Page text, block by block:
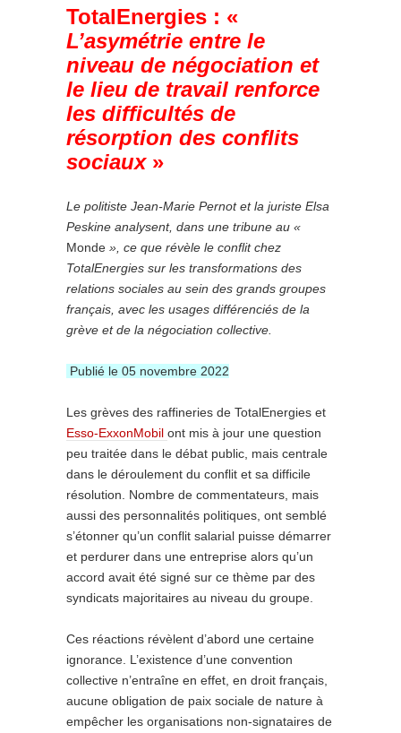
TotalEnergies : «
L’asymétrie entre le
niveau de négociation et
le lieu de travail renforce
les difficultés de
résorption des conflits
sociaux»
Le politiste Jean-Marie Pernot et la juriste Elsa
Peskine analysent, dans une tribune au «
Monde », ce que révèle le conflit chez
TotalEnergies sur les transformations des
relations sociales au sein des grands groupes
français, avec les usages différenciés de la
grève et de la négociation collective.
Publié le 05 novembre 2022
Les grèves des raffineries de TotalEnergies et
Esso-ExxonMobil ont mis à jour une question
peu traitée dans le débat public, mais centrale
dans le déroulement du conflit et sa difficile
résolution. Nombre de commentateurs, mais
aussi des personnalités politiques, ont semblé
s’étonner qu’un conflit salarial puisse démarrer
et perdurer dans une entreprise alors qu’un
accord avait été signé sur ce thème par des
syndicats majoritaires au niveau du groupe.
Ces réactions révèlent d’abord une certaine
ignorance. L’existence d’une convention
collective n’entraîne en effet, en droit français,
aucune obligation de paix sociale de nature à
empêcher les organisations non-signataires de